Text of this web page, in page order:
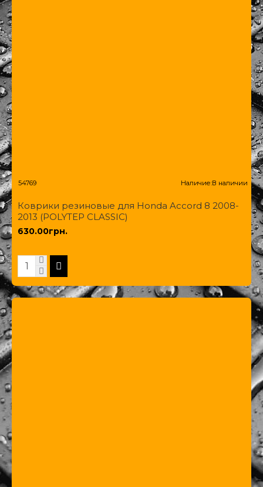
54769 Наличие:В наличии
Коврики резиновые для Honda Accord 8 2008-
2013 (POLYTEP CLASSIC)
630.00грн.